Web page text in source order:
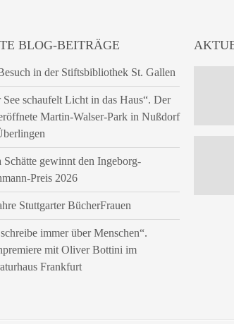
BLOG-BEITRÄGE
in der Stiftsbibliothek St. Gallen
See schaufelt Licht in das Haus“. Der
Martin-Walser-Park in Nußdorf
Schätte gewinnt den Ingeborg-
Preis 2026
Stuttgarter BücherFrauen
immer über Menschen“.
mit Oliver Bottini im
Frankfurt